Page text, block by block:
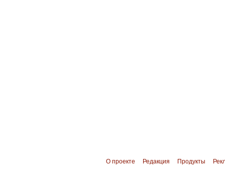
О проекте Редакция Продукты